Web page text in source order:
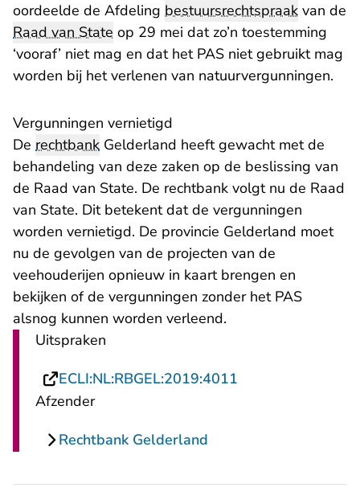
oordeelde de Afdeling bestuursrechtspraak van de
Raad van State op 29 mei dat zo’n toestemming
‘vooraf’ niet mag en dat het PAS niet gebruikt mag
worden bij het verlenen van natuurvergunningen.
Vergunningen vernietigd
De rechtbank Gelderland heeft gewacht met de
behandeling van deze zaken op de beslissing van
de Raad van State. De rechtbank volgt nu de Raad
van State. Dit betekent dat de vergunningen
worden vernietigd. De provincie Gelderland moet
nu de gevolgen van de projecten van de
veehouderijen opnieuw in kaart brengen en
bekijken of de vergunningen zonder het PAS
alsnog kunnen worden verleend.
Uitspraken
ECLI:NL:RBGEL:2019:4011
Afzender
Rechtbank Gelderland